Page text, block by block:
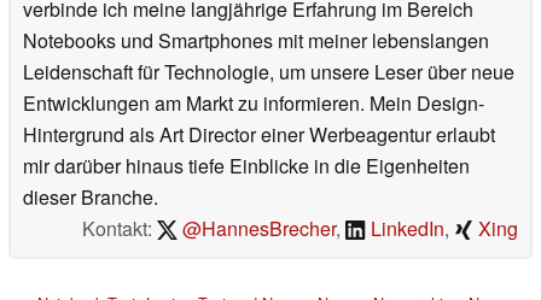
verbinde ich meine langjährige Erfahrung im Bereich
Notebooks und Smartphones mit meiner lebenslangen
Leidenschaft für Technologie, um unsere Leser über neue
Entwicklungen am Markt zu informieren. Mein Design-
Hintergrund als Art Director einer Werbeagentur erlaubt
mir darüber hinaus tiefe Einblicke in die Eigenheiten
dieser Branche.
Kontakt:
@HannesBrecher, LinkedIn, Xing